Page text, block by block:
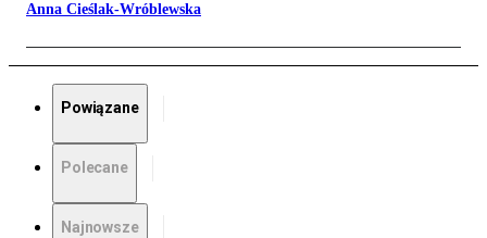
Anna Cieślak-Wróblewska
Powiązane
Polecane
Najnowsze